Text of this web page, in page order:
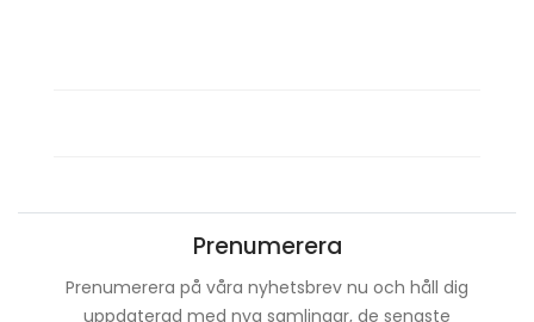
Prenumerera
Prenumerera på våra nyhetsbrev nu och håll dig
uppdaterad med nya samlingar, de senaste